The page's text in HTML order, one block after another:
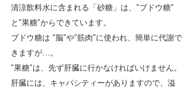
清涼飲料水に含まれる「砂糖」は、″ブドウ糖″
と″果糖″からできています。
ブドウ糖は ″脳″や″筋肉″に使われ、簡単に代謝で
きますが…。
″果糖″は、先ず肝臓に行かなければいけません。
肝臓には、キャパシティーがありますので、溢